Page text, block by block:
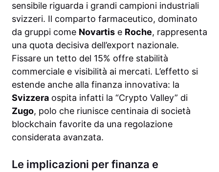
sensibile riguarda i grandi campioni industriali
svizzeri. Il comparto farmaceutico, dominato
da gruppi come Novartis e Roche, rappresenta
una quota decisiva dell’export nazionale.
Fissare un tetto del 15% offre stabilità
commerciale e visibilità ai mercati. L’effetto si
estende anche alla finanza innovativa: la
Svizzera ospita infatti la “Crypto Valley” di
Zugo, polo che riunisce centinaia di società
blockchain favorite da una regolazione
considerata avanzata.
Le implicazioni per finanza e